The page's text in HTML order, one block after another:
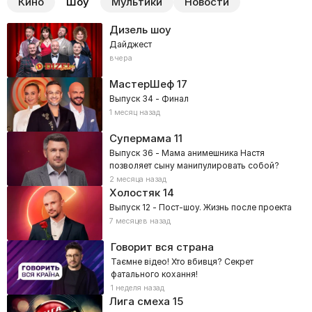
Дизель шоу
Дайджест
вчера
МастерШеф17
Выпуск 34 - Финал
1 месяц назад
Супермама 11
Выпуск 36 - Мама анимешника Настя
позволяет сыну манипулировать собой?
2 месяца назад
Холостяк14
Выпуск 12 - Пост-шоу. Жизнь после проекта
7 месяцев назад
Говорит вся страна
Таємне відео! Хто вбивця? Секрет
фатального кохання!
1 неделя назад
Лига смеха 15